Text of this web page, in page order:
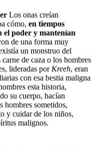
Los onas creían
cómo, en tiempos
el poder y mantenían
de una forma muy
un monstruo del
de caza o los hombres
lideradas por Kreeh, eran
con esa bestia maligna
esta historia,
su cuerpo, hacían
hombres sometidos,
y cuidar de los niños,
malignos.